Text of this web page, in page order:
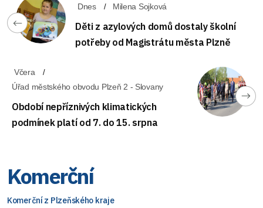
Dnes Milena Sojková
Děti z azylových domů dostaly školní
potřeby od Magistrátu města Plzně
Včera
Úřad městského obvodu Plzeň 2 - Slovany
Období nepříznivých klimatických
podmínek platí od 7. do 15. srpna
Komerční
Komerční z Plzeňského kraje